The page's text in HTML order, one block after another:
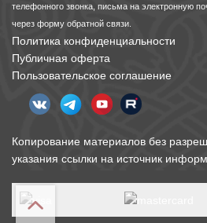
телефонного звонка, письма на электронную
через форму обратной связи.
Политика конфиденциальности
Публичная оферта
Пользовательское соглашение
Копирование материалов без
указания ссылки на источник